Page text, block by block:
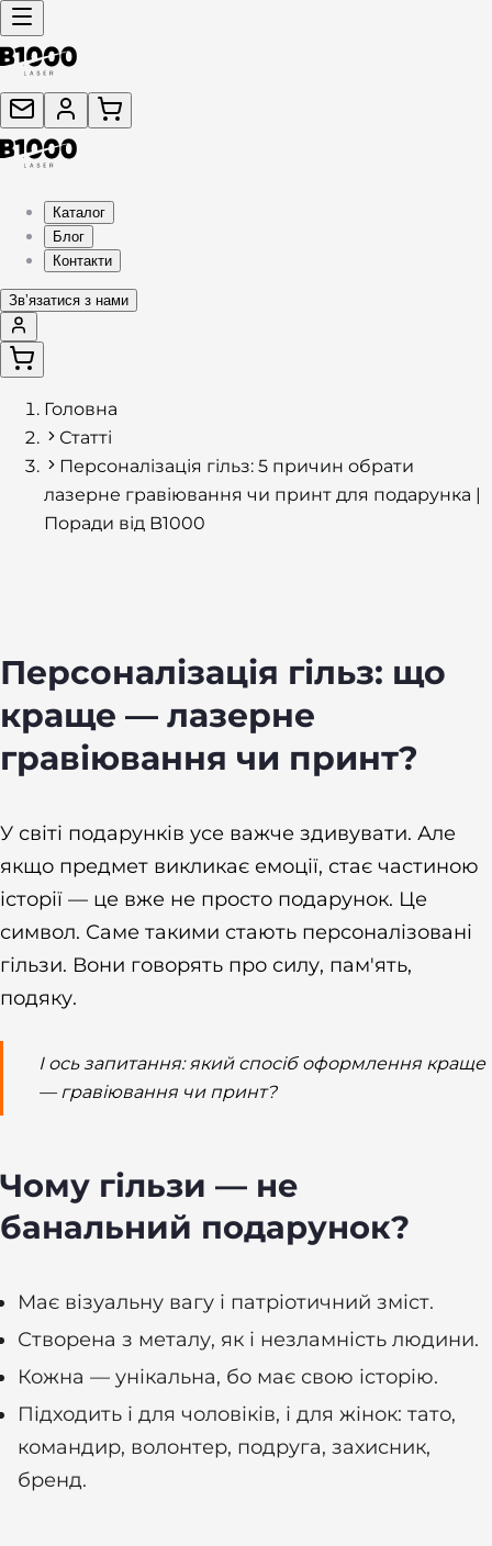
Каталог
Блог
Контакти
Звʼязатися з нами
Головна
Статті
Персоналізація гільз: 5 причин обрати
лазерне гравіювання чи принт для подарунка |
Поради від B1000
Персоналізація гільз: що
краще — лазерне
гравіювання чи принт?
У світі подарунків усе важче здивувати. Але
якщо предмет викликає емоції, стає частиною
історії — це вже не просто подарунок. Це
символ. Саме такими стають персоналізовані
гільзи. Вони говорять про силу, пам'ять,
подяку.
І ось запитання:який спосіб оформлення краще
— гравіювання чи принт?
Чому гільзи — не
банальний подарунок?
Має візуальну вагу і патріотичний зміст.
Створена з металу, як і незламність людини.
Кожна — унікальна, бо має свою історію.
Підходить і для чоловіків, і для жінок: тато,
командир, волонтер, подруга, захисник,
бренд.